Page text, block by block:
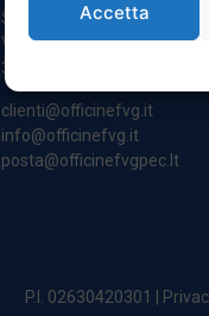
Accetta
Sede Legale:
Via Principe Di Udine 144
33030 Campoformido (Ud)
clienti@officinefvg.it
info@officinefvg.it
posta@officinefvgpec.It
P.I. 02630420301 |